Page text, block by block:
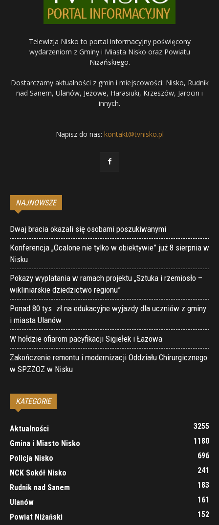
Telewizja Nisko to portal informacyjny poświęcony
wydarzeniom z Gminy i Miasta Nisko oraz Powiatu
Niżańskiego.
Dostarczamy aktualności z gmin i miejscowości: Nisko, Rudnik
nad Sanem, Ulanów, Jeżowe, Harasiuki, Krzeszów, Jarocin i
innych.
Napisz do nas: kontakt@tvnisko.pl
NAJNOWSZE
Dwaj bracia okazali się osobami poszukiwanymi
Konferencja „Ocalone nie tylko w obiektywie” już 8 sierpnia w
Nisku
Pokazy wyplatania w ramach projektu „Sztuka i rzemiosło –
wikliniarskie dziedzictwo regionu”
Ponad 80 tys. zł na edukacyjne wyjazdy dla uczniów z gminy
i miasta Ulanów
W hołdzie ofiarom pacyfikacji Sigiełek i Łazowa
Zakończenie remontu i modernizacji Oddziału Chirurgicznego
w SPZZOZ w Nisku
KATEGORIE
Aktualności
3255
Gmina i Miasto Nisko
1180
Policja Nisko
696
NCK Sokół Nisko
241
Rudnik nad Sanem
183
Ulanów
161
Powiat Niżański
152